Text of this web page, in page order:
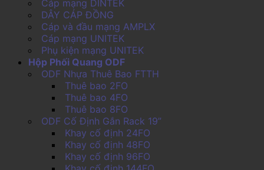
Cáp mạng DINTEK
DÂY CÁP ĐỒNG
Cáp và đầu mạng AMPLX
Cáp mạng UNITEK
Phụ kiện mạng UNITEK
Hộp Phối Quang ODF
ODF Nhựa Thuê Bao FTTH
Thuê bao 2FO
Thuê bao 4FO
Thuê bao 8FO
ODF Cố Định Gắn Rack 19”
Khay cố định 24FO
Khay cố định 48FO
Khay cố định 96FO